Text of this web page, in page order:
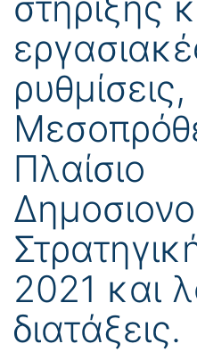
ρυθμίσεις,
Πλαίσιο
2021 και
διατάξεις.